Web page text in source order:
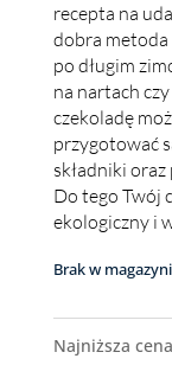
recepta na
dobra metoda
po długim
na nartach
czekoladę
przygotować
składniki
Do tego Twój
ekologiczny i
Brak w
Najniższa